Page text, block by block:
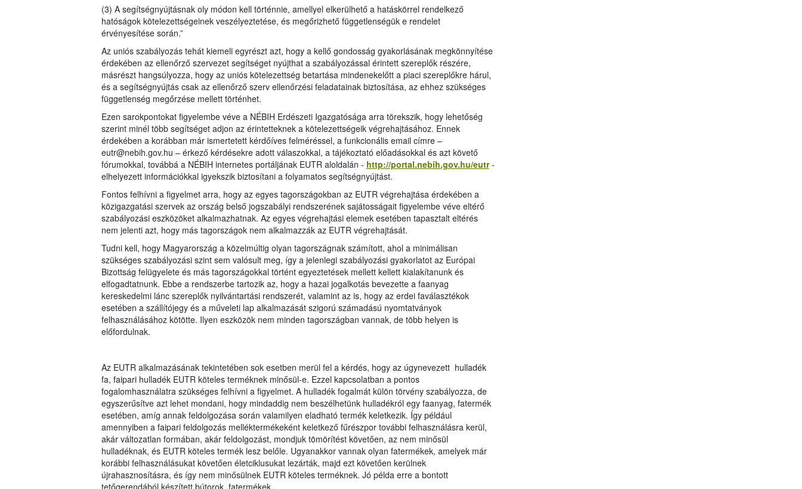
(3) A segítségnyújtásnak oly módon kell történnie, amellyel elkerülhető a hatáskörrel rendelkező
hatóságok kötelezettségeinek veszélyeztetése, és megőrizhető függetlenségük e rendelet
érvényesítése során.”
Az uniós szabályozás tehát kiemeli egyrészt azt, hogy a kellő gondosság gyakorlásának megkönnyítése
érdekében az ellenőrző szervezet segítséget nyújthat a szabályozással érintett szereplők részére,
másrészt hangsúlyozza, hogy az uniós kötelezettség betartása mindenekelőtt a piaci szereplőkre hárul,
és a segítségnyújtás csak az ellenőrző szerv ellenőrzési feladatainak biztosítása, az ehhez szükséges
függetlenség megőrzése mellett történhet.
Ezen sarokpontokat figyelembe véve a NÉBIH Erdészeti Igazgatósága arra törekszik, hogy lehetőség
szerint minél több segítséget adjon az érintetteknek a kötelezettségeik végrehajtásához. Ennek
érdekében a korábban már ismertetett kérdőíves felméréssel, a funkcionális email címre –
eutr@nebih.gov.hu – érkező kérdésekre adott válaszokkal, a tájékoztató előadásokkal és azt követő
fórumokkal, továbbá a NÉBIH internetes portáljának EUTR aloldalán - http://portal.nebih.gov.hu/eutr-
elhelyezett információkkal igyekszik biztosítani a folyamatos segítségnyújtást.
Fontos felhívni a figyelmet arra, hogy az egyes tagországokban az EUTR végrehajtása érdekében a
közigazgatási szervek az ország belső jogszabályi rendszerének sajátosságait figyelembe véve eltérő
szabályozási eszközöket alkalmazhatnak. Az egyes végrehajtási elemek esetében tapasztalt eltérés
nem jelenti azt, hogy más tagországok nem alkalmazzák az EUTR végrehajtását.
Tudni kell, hogy Magyarország a közelmúltig olyan tagországnak számított, ahol a minimálisan
szükséges szabályozási szint sem valósult meg, így a jelenlegi szabályozási gyakorlatot az Európai
Bizottság felügyelete és más tagországokkal történt egyeztetések mellett kellett kialakítanunk és
elfogadtatnunk. Ebbe a rendszerbe tartozik az, hogy a hazai jogalkotás bevezette a faanyag
kereskedelmi lánc szereplők nyilvántartási rendszerét, valamint az is, hogy az erdei faválasztékok
esetében a szállítójegy és a műveleti lap alkalmazását szigorú számadású nyomtatványok
felhasználásához kötötte. Ilyen eszközök nem minden tagországban vannak, de több helyen is
előfordulnak.
Az EUTR alkalmazásának tekintetében sok esetben merül fel a kérdés, hogy az úgynevezett hulladék
fa, faipari hulladék EUTR köteles terméknek minősül-e. Ezzel kapcsolatban a pontos
fogalomhasználatra szükséges felhívni a figyelmet. A hulladék fogalmát külön törvény szabályozza, de
egyszerűsítve azt lehet mondani, hogy mindaddig nem beszélhetünk hulladékról egy faanyag, fatermék
esetében, amíg annak feldolgozása során valamilyen eladható termék keletkezik. Így például
amennyiben a faipari feldolgozás melléktermékeként keletkező fűrészpor további felhasználásra kerül,
akár változatlan formában, akár feldolgozást, mondjuk tömörítést követően, az nem minősül
hulladéknak, és EUTR köteles termék lesz belőle. Ugyanakkor vannak olyan fatermékek, amelyek már
korábbi felhasználásukat követően életciklusukat lezárták, majd ezt követően kerülnek
újrahasznosításra, és így nem minősülnek EUTR köteles terméknek. Jó példa erre a bontott